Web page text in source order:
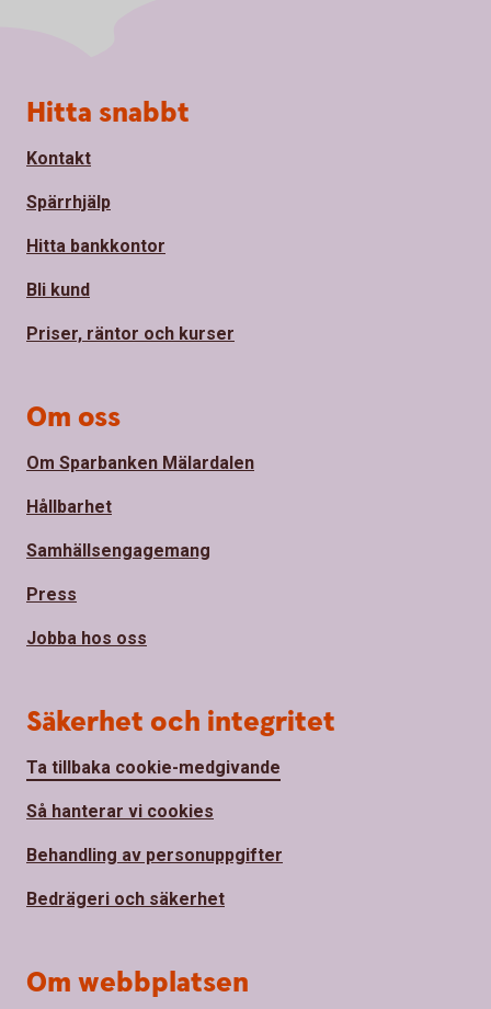
Sidfot
Hitta snabbt
Kontakt
Spärrhjälp
Hitta bankkontor
Bli kund
Priser, räntor och kurser
Om oss
Om Sparbanken Mälardalen
Hållbarhet
Samhällsengagemang
Press
Jobba hos oss
Säkerhet och integritet
Ta tillbaka cookie-medgivande
Så hanterar vi cookies
Behandling av personuppgifter
Bedrägeri och säkerhet
Om webbplatsen